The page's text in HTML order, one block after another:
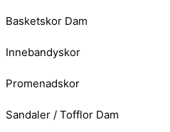
Basketskor Dam
Innebandyskor
Promenadskor
Sandaler / Tofflor Dam